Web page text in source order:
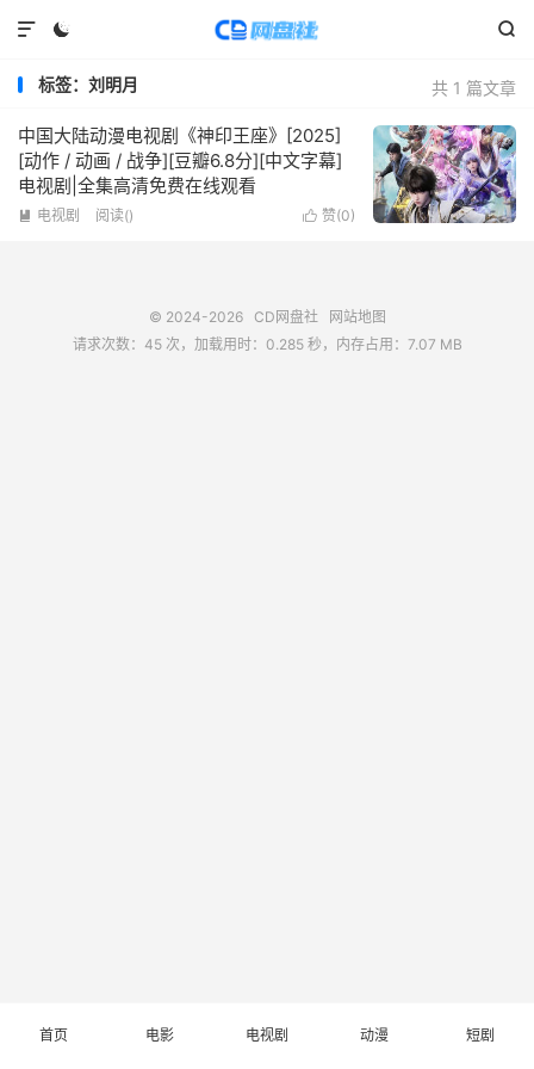
 

共 1 篇文章
标签：刘明月
中国大陆动漫电视剧《神印王座》[2025]
[动作 / 动画 / 战争][豆瓣6.8分][中文字幕]
电视剧|全集高清免费在线观看
 赞(0)
 电视剧 阅读()
© 2024-2026 CD网盘社
网站地图
请求次数：45 次，加载用时：0.285 秒，内存占用：7.07 MB
首页 电影 电视剧 动漫 短剧